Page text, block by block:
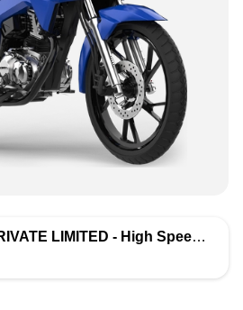
BIGO ELECTRIC PRIVATE LIMITED - High Speedद्वारा